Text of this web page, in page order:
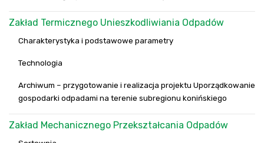
Zakład Termicznego Unieszkodliwiania Odpadów
Charakterystyka i podstawowe parametry
Technologia
Archiwum – przygotowanie i realizacja projektu Uporządkowanie
gospodarki odpadami na terenie subregionu konińskiego
Zakład Mechanicznego Przekształcania Odpadów